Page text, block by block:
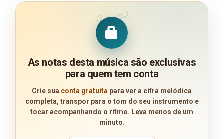
♫♩♯♪
As notas desta música são exclusivas
para quem tem conta
Crie sua conta gratuita para ver a cifra melódica
completa, transpor para o tom do seu instrumento e
tocar acompanhando o ritmo. Leva menos de um
minuto.